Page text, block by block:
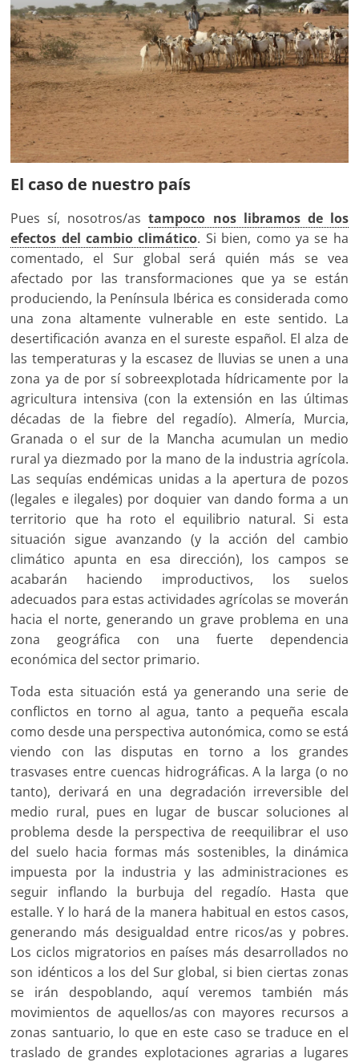
El caso de nuestro país
Pues sí, nosotros/astampoco nos libramos de los
efectos del cambio climático. Si bien, como ya se ha
comentado, el Sur global será quién más se vea
afectado por las transformaciones que ya se están
produciendo, la Península Ibérica es considerada como
una zona altamente vulnerable en este sentido. La
desertificación avanza en el sureste español. El alza de
las temperaturas y la escasez de lluvias se unen a una
zona ya de por sí sobreexplotada hídricamente por la
agricultura intensiva (con la extensión en las últimas
décadas de la fiebre del regadío). Almería, Murcia,
Granada o el sur de la Mancha acumulan un medio
rural ya diezmado por la mano de la industria agrícola.
Las sequías endémicas unidas a la apertura de pozos
(legales e ilegales) por doquier van dando forma a un
territorio que ha roto el equilibrio natural. Si esta
situación sigue avanzando (y la acción del cambio
climático apunta en esa dirección), los campos se
acabarán haciendo improductivos, los suelos
adecuados para estas actividades agrícolas se moverán
hacia el norte, generando un grave problema en una
zona geográfica con una fuerte dependencia
económica del sector primario.
Toda esta situación está ya generando una serie de
conflictos en torno al agua, tanto a pequeña escala
como desde una perspectiva autonómica, como se está
viendo con las disputas en torno a los grandes
trasvases entre cuencas hidrográficas. A la larga (o no
tanto), derivará en una degradación irreversible del
medio rural, pues en lugar de buscar soluciones al
problema desde la perspectiva de reequilibrar el uso
del suelo hacia formas más sostenibles, la dinámica
impuesta por la industria y las administraciones es
seguir inflando la burbuja del regadío. Hasta que
estalle. Y lo hará de la manera habitual en estos casos,
generando más desigualdad entre ricos/as y pobres.
Los ciclos migratorios en países más desarrollados no
son idénticos a los del Sur global, si bien ciertas zonas
se irán despoblando, aquí veremos también más
movimientos de aquellos/as con mayores recursos a
zonas santuario, lo que en este caso se traduce en el
traslado de grandes explotaciones agrarias a lugares